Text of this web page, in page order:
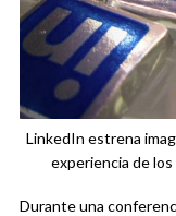
LinkedIn estrena
experiencia de los
Durante una